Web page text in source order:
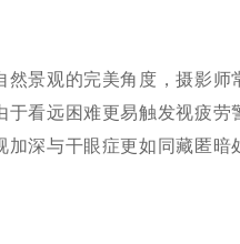
景观的完美角度，摄影师
看远困难更易触发视疲劳
深与干眼症更如同藏匿暗